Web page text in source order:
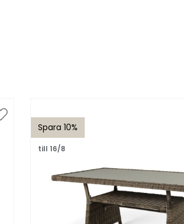
Spara 10%
till 16/8